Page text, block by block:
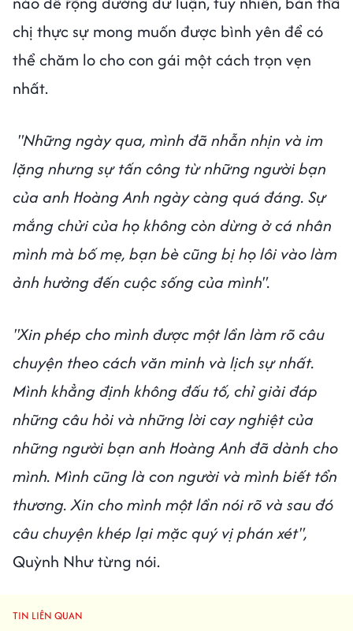
chị thực sự mong muốn được bình yên để có
thể chăm lo cho con gái một cách trọn vẹn
nhất.
"Những ngày qua, mình đã nhẫn nhịn và im
lặng nhưng sự tấn công từ những người bạn
của anh Hoàng Anh ngày càng quá đáng. Sự
mắng chửi của họ không còn dừng ở cá nhân
mình mà bố mẹ, bạn bè cũng bị họ lôi vào làm
ảnh hưởng đến cuộc sống của mình".
"Xin phép cho mình được một lần làm rõ câu
chuyện theo cách văn minh và lịch sự nhất.
Mình khẳng định không đấu tố, chỉ giải đáp
những câu hỏi và những lời cay nghiệt của
những người bạn anh Hoàng Anh đã dành cho
mình. Mình cũng là con người và mình biết tổn
thương. Xin cho mình một lần nói rõ và sau đó
câu chuyện khép lại mặc quý vị phán xét",
Quỳnh Như từng nói.
TIN LIÊN QUAN